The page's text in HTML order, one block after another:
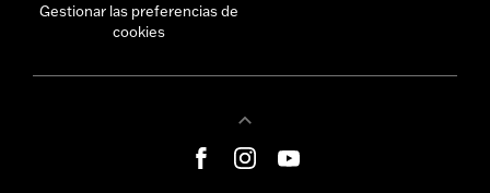
Gestionar las preferencias de
cookies